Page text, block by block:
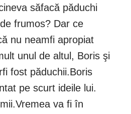
săfacă păduchi
frumos? Dar ce
nu neamfi apropiat
unul de altul, Boris şi
fost păduchii.Boris
pe scurt ideile lui.
va fi în